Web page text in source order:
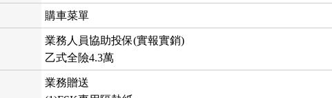
購車菜單
業務人員協助投保(實報實銷)
乙式全險4.3萬
業務贈送